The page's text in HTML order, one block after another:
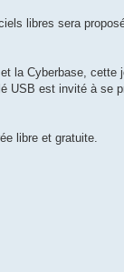
libres sera
la Cyberbase, cette
USB est invité à se
libre et gratuite.